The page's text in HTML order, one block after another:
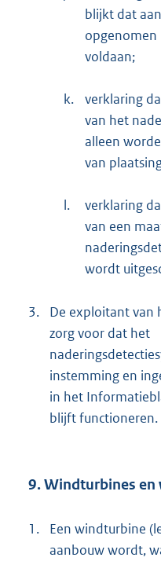
blijkt dat
voldaan;
k.
verklaring
van het
alleen
van
l.
verklaring
van een
wordt
3.
De exploitant van
zorg voor dat het
instemming en
in het
blijft functioneren.
9. Windturbines en
1.
Een windturbine
aanbouw wordt,